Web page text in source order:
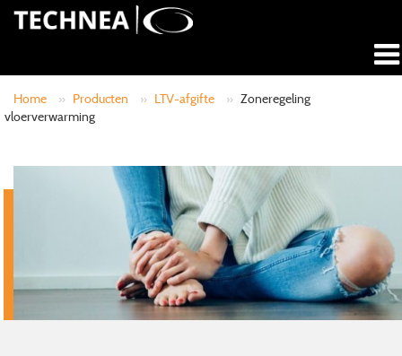
Home » Producten » LTV-afgifte » Zoneregeling
vloerverwarming